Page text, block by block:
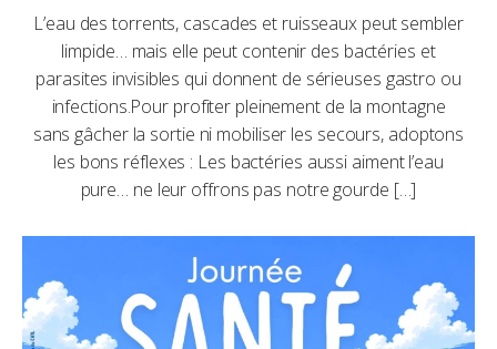
L’eau des torrents, cascades et ruisseaux peut sembler
limpide… mais elle peut contenir des bactéries et
parasites invisibles qui donnent de sérieuses gastro ou
infections.Pour profiter pleinement de la montagne
sans gâcher la sortie ni mobiliser les secours, adoptons
les bons réflexes : Les bactéries aussi aiment l’eau
pure… ne leur offrons pas notre gourde […]